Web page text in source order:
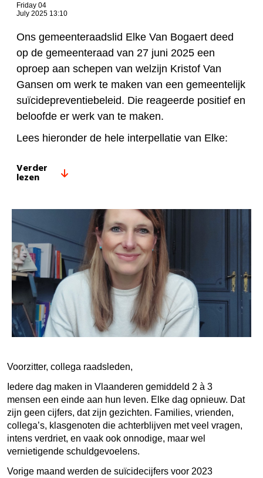
Friday 04
July 2025 13:10
Ons gemeenteraadslid Elke Van Bogaert deed
op de gemeenteraad van 27 juni 2025 een
oproep aan schepen van welzijn Kristof Van
Gansen om werk te maken van een gemeentelijk
suïcidepreventiebeleid. Die reageerde positief en
beloofde er werk van te maken.
Lees hieronder de hele interpellatie van Elke:
Verder
lezen
Voorzitter, collega raadsleden,
Iedere dag maken in Vlaanderen gemiddeld 2 à 3
mensen een einde aan hun leven. Elke dag opnieuw. Dat
zijn geen cijfers, dat zijn gezichten. Families, vrienden,
collega’s, klasgenoten die achterblijven met veel vragen,
intens verdriet, en vaak ook onnodige, maar wel
vernietigende schuldgevoelens.
Vorige maand werden de suïcidecijfers voor 2023